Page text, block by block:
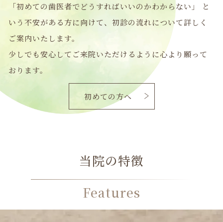
ご案内いたします。
少しでも安心してご来院いただけるように心より願って
おります。
初めての方へ
Features
歯科治療における